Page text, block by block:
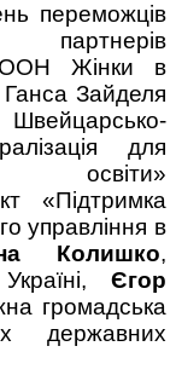
переможців
партнерів
Жінки в
Зайделя
для
освіти»
«Підтримка
управління в
Колишко,
Єгор
громадська
державних